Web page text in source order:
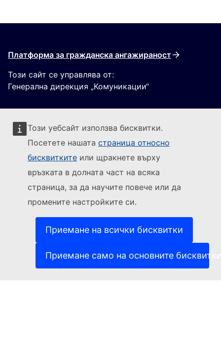
Този уебсайт използва бисквитки.
Посетете нашата страница относно
бисквитките или щракнете върху
връзката в долната част на всяка
страница, за да научите повече или да
промените настройките си.
Приемане на всички бисквитки
Приемане само на основните
Платформа за гражданска ангажираност
Този сайт се управлява от:
Генерална дирекция „Комуникации“
Sledujte Evropskou komisi
За контакти(Външна връзка)
Докладване на ИТ уязвимост (Външна връзка)
Езици на нашите уебсайтове(Външна връзка)
Бисквитки(Външна връзка)
Политика за поверителност
Правна информация
Достъпност